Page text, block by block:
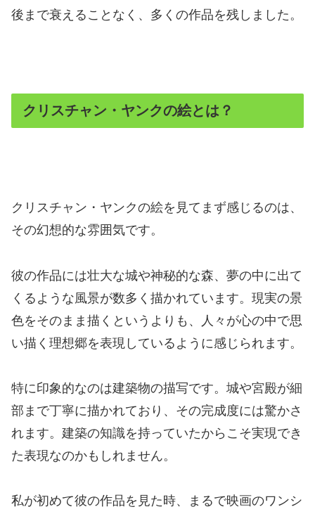
後まで衰えることなく、多くの作品を残しました。
クリスチャン・ヤンクの絵とは？
クリスチャン・ヤンクの絵を見てまず感じるのは、
その幻想的な雰囲気です。
彼の作品には壮大な城や神秘的な森、夢の中に出て
くるような風景が数多く描かれています。現実の景
色をそのまま描くというよりも、人々が心の中で思
い描く理想郷を表現しているように感じられます。
特に印象的なのは建築物の描写です。城や宮殿が細
部まで丁寧に描かれており、その完成度には驚かさ
れます。建築の知識を持っていたからこそ実現でき
た表現なのかもしれません。
私が初めて彼の作品を見た時、まるで映画のワンシ